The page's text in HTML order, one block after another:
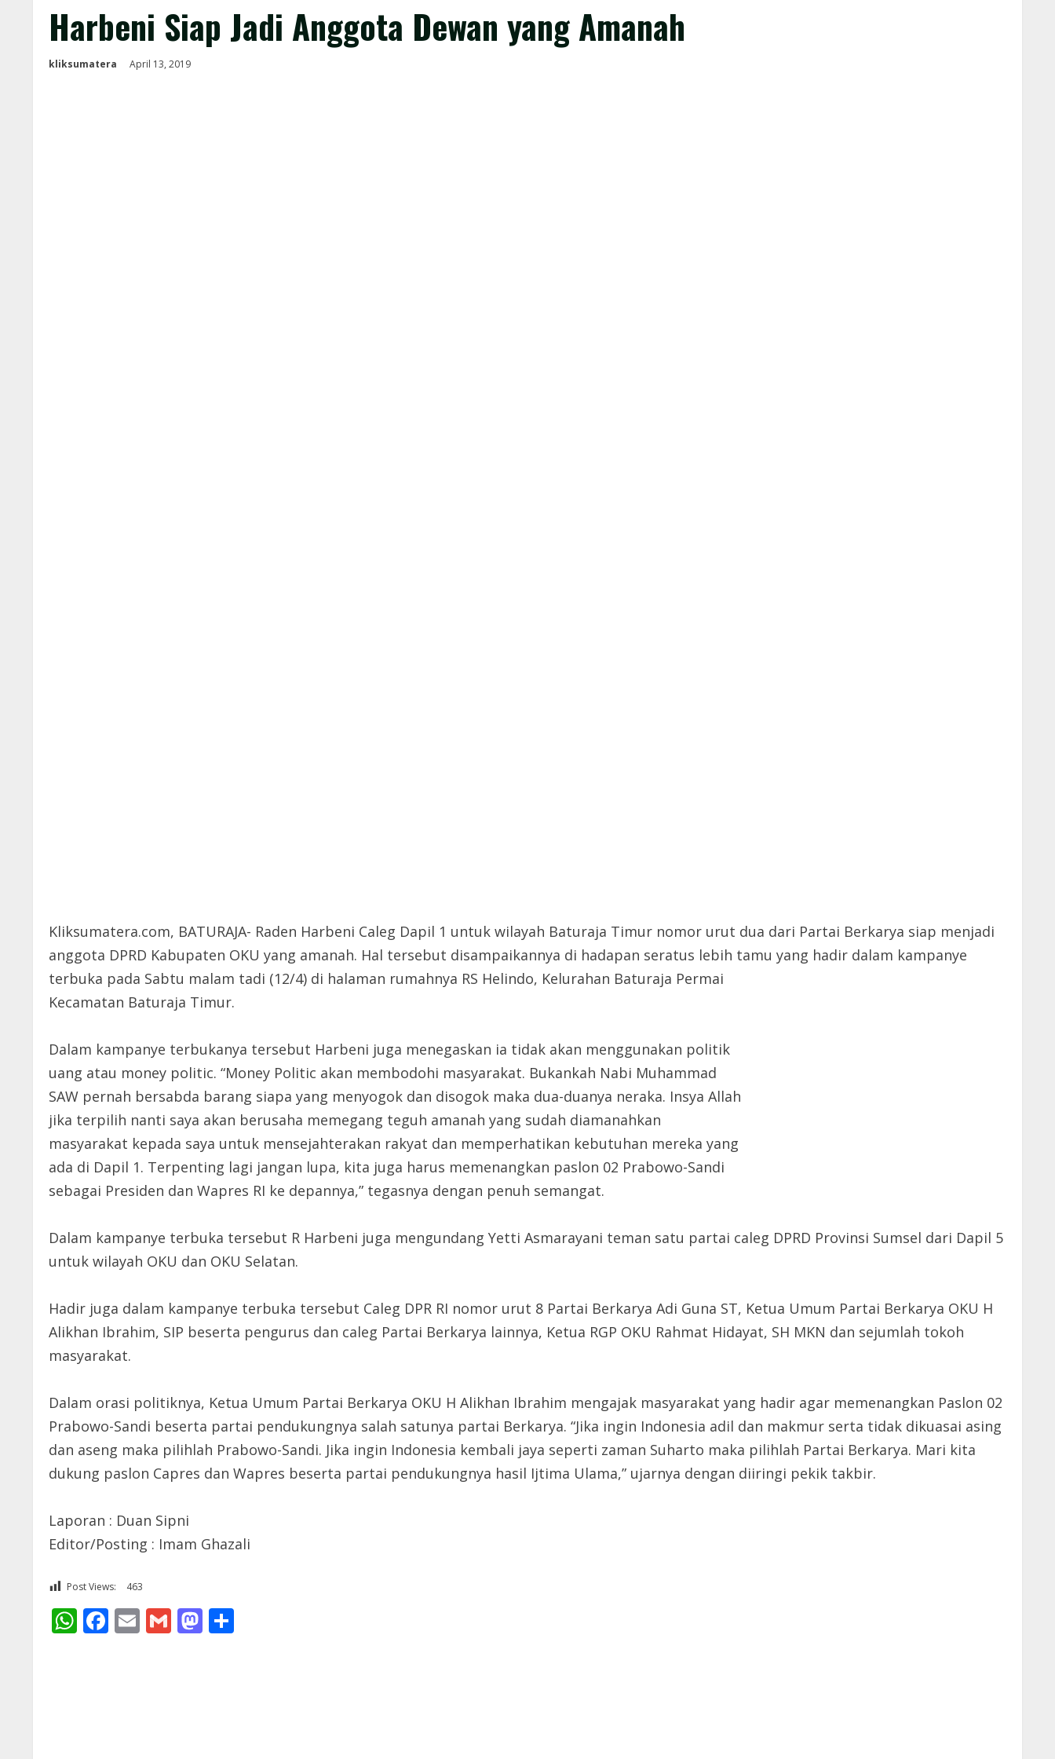
Harbeni Siap Jadi Anggota Dewan yang Amanah
kliksumatera April 13, 2019
Kliksumatera.com, BATURAJA- Raden Harbeni Caleg Dapil 1 untuk wilayah Baturaja Timur nomor urut dua dari Partai Berkarya siap menjadi
anggota DPRD Kabupaten OKU yang amanah. Hal tersebut disampaikannya di hadapan seratus lebih tamu yang hadir dalam kampanye
terbuka pada Sabtu malam tadi (12/4) di halaman rumahnya RS Helindo, Kelurahan Baturaja Permai
Kecamatan Baturaja Timur.
Dalam kampanye terbukanya tersebut Harbeni juga menegaskan ia tidak akan menggunakan politik
uang atau money politic. “Money Politic akan membodohi masyarakat. Bukankah Nabi Muhammad
SAW pernah bersabda barang siapa yang menyogok dan disogok maka dua-duanya neraka. Insya Allah
jika terpilih nanti saya akan berusaha memegang teguh amanah yang sudah diamanahkan
masyarakat kepada saya untuk mensejahterakan rakyat dan memperhatikan kebutuhan mereka yang
ada di Dapil 1. Terpenting lagi jangan lupa, kita juga harus memenangkan paslon 02 Prabowo-Sandi
sebagai Presiden dan Wapres RI ke depannya,” tegasnya dengan penuh semangat.
Dalam kampanye terbuka tersebut R Harbeni juga mengundang Yetti Asmarayani teman satu partai caleg DPRD Provinsi Sumsel dari Dapil 5
untuk wilayah OKU dan OKU Selatan.
Hadir juga dalam kampanye terbuka tersebut Caleg DPR RI nomor urut 8 Partai Berkarya Adi Guna ST, Ketua Umum Partai Berkarya OKU H
Alikhan Ibrahim, SIP beserta pengurus dan caleg Partai Berkarya lainnya, Ketua RGP OKU Rahmat Hidayat, SH MKN dan sejumlah tokoh
masyarakat.
Dalam orasi politiknya, Ketua Umum Partai Berkarya OKU H Alikhan Ibrahim mengajak masyarakat yang hadir agar memenangkan Paslon 02
Prabowo-Sandi beserta partai pendukungnya salah satunya partai Berkarya. “Jika ingin Indonesia adil dan makmur serta tidak dikuasai asing
dan aseng maka pilihlah Prabowo-Sandi. Jika ingin Indonesia kembali jaya seperti zaman Suharto maka pilihlah Partai Berkarya. Mari kita
dukung paslon Capres dan Wapres beserta partai pendukungnya hasil Ijtima Ulama,” ujarnya dengan diiringi pekik takbir.
Laporan : Duan Sipni
Editor/Posting : Imam Ghazali
Post Views: 463
WhatsApp
Facebook
EmailGmailMastodon